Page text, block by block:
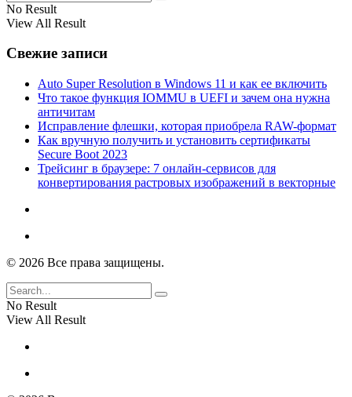
No Result
View All Result
Свежие записи
Auto Super Resolution в Windows 11 и как ее включить
Что такое функция IOMMU в UEFI и зачем она нужна
античитам
Исправление флешки, которая приобрела RAW-формат
Как вручную получить и установить сертификаты
Secure Boot 2023
Трейсинг в браузере: 7 онлайн-сервисов для
конвертирования растровых изображений в векторные
© 2026 Все права защищены.
No Result
View All Result